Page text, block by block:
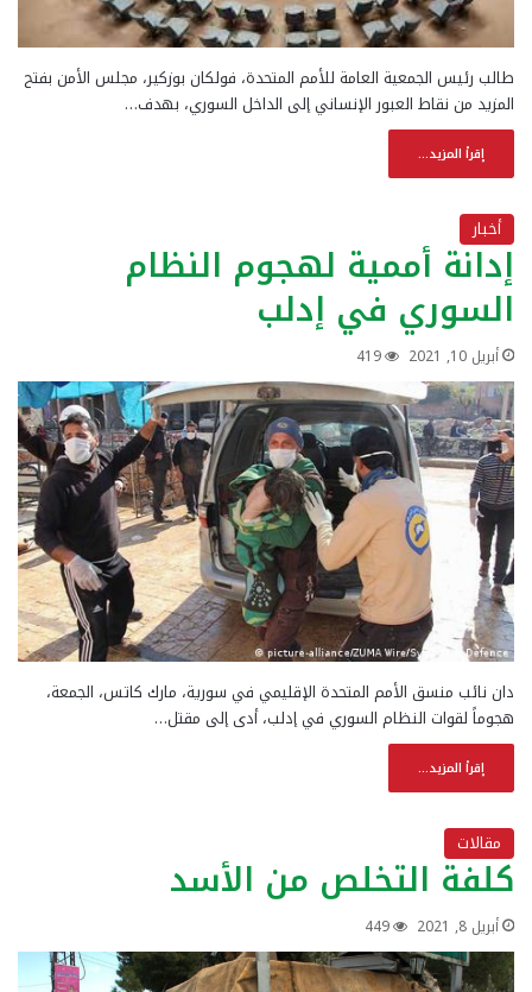
طالب رئيس الجمعية العامة للأمم المتحدة، فولكان بوزكير، مجلس الأمن بفتح
المزيد من نقاط العبور الإنساني إلى الداخل السوري، بهدف…
إقرأ المزيد...
أخبار
إدانة أممية لهجوم النظام
السوري في إدلب
أبريل 10, 2021 419
دان نائب منسق الأمم المتحدة الإقليمي في سورية، مارك كاتس، الجمعة،
هجوماً لقوات النظام السوري في إدلب، أدى إلى مقتل…
إقرأ المزيد...
مقالات
كلفة التخلص من الأسد
أبريل 8, 2021 449